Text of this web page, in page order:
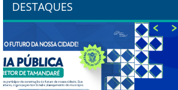
DESTAQUES